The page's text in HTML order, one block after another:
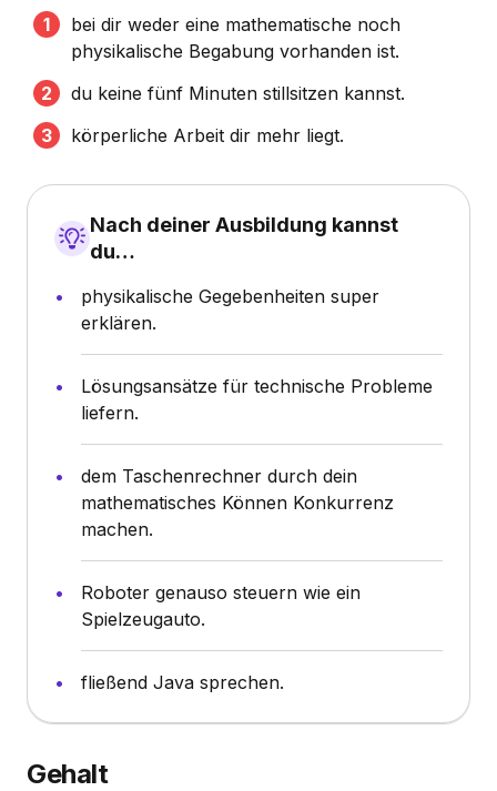
bei dir weder eine mathematische noch
physikalische Begabung vorhanden ist.
du keine fünf Minuten stillsitzen kannst.
körperliche Arbeit dir mehr liegt.
Nach deiner Ausbildung kannst
du…
physikalische Gegebenheiten super
erklären.
Lösungsansätze für technische Probleme
liefern.
dem Taschenrechner durch dein
mathematisches Können Konkurrenz
machen.
Roboter genauso steuern wie ein
Spielzeugauto.
fließend Java sprechen.
Gehalt